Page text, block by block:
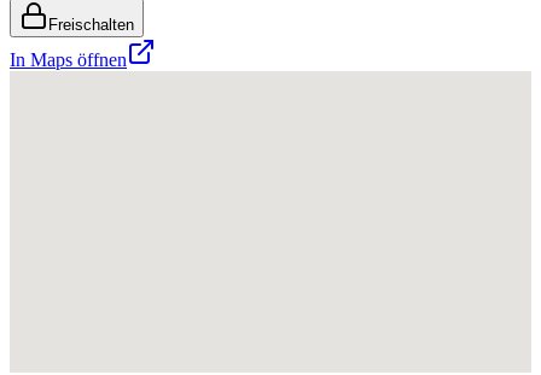
Freischalten
In Maps öffnen